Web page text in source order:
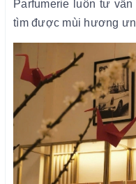
Parfumerie luôn tư
tìm được mùi hương